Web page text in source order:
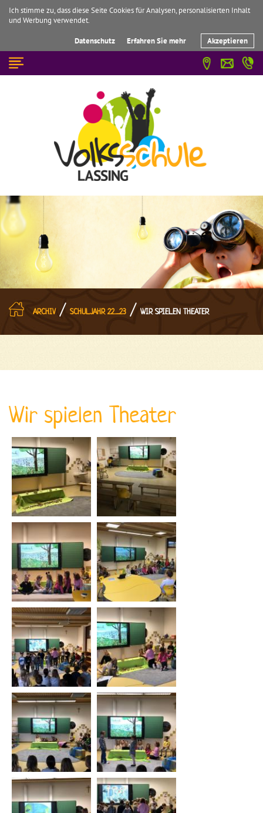
Ich stimme zu, dass diese Seite Cookies für Analysen, personalisierten Inhalt
und Werbung verwendet.
Datenschutz Erfahren Sie mehr Akzeptieren
☰
ARCHIV/ SCHULJAHR 22_23 / WIR SPIELEN THEATER
Wir spielen Theater